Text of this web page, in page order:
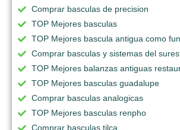
Comprar basculas de precision
TOP Mejores basculas
TOP Mejores bascula antigua como
Comprar basculas y sistemas del
TOP Mejores balanzas antiguas
TOP Mejores basculas guadalupe
Comprar basculas analogicas
TOP Mejores basculas renpho
Comprar basculas tilca